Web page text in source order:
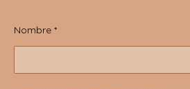
Nombre *